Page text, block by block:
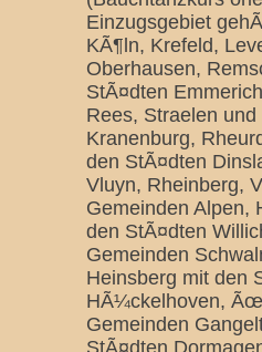
Einzugsgebiet
KÃ¶ln, Krefeld,
Oberhausen,
StÃ¤dten
Rees, Straelen
Kranenburg,
den StÃ¤dten
Vluyn, Rheinberg,
Gemeinden Alpen,
den StÃ¤dten
Gemeinden
Heinsberg mit den
HÃ¼ckelhoven,
Gemeinden
StÃ¤dten